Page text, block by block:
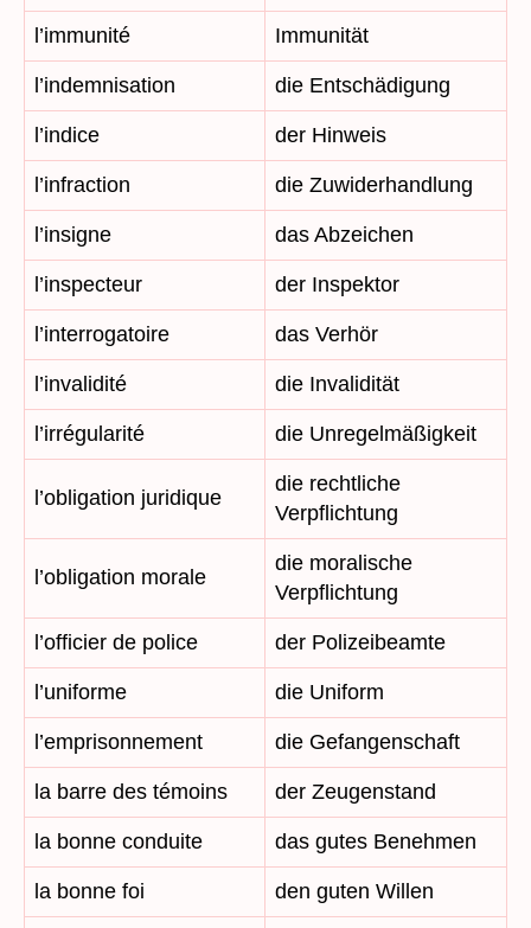
l’immunité Immunität
l’indemnisation die Entschädigung
l’indice der Hinweis
l’infraction die Zuwiderhandlung
l’insigne das Abzeichen
l’inspecteur der Inspektor
l’interrogatoire das Verhör
l’invalidité die Invalidität
l’irrégularité die Unregelmäßigkeit
l’obligation juridique
die rechtliche
Verpflichtung
l’obligation morale
die moralische
Verpflichtung
l’officier de police der Polizeibeamte
l’uniforme die Uniform
l’emprisonnement die Gefangenschaft
la barre des témoins der Zeugenstand
la bonne conduite das gutes Benehmen
la bonne foi den guten Willen